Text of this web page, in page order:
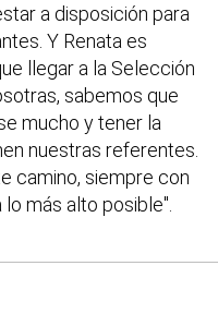
a disposición para
Y Renata es
llegar a la Selección
sabemos que
mucho y tener la
nuestras referentes.
camino, siempre con
más alto posible".